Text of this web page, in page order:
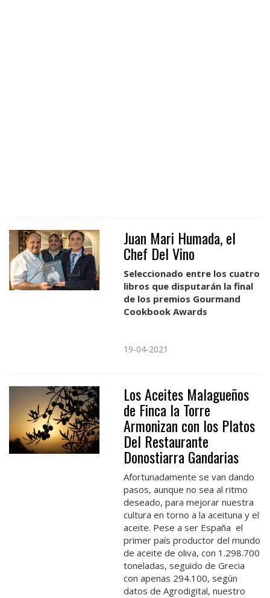
Juan Mari Humada, el
Chef Del Vino
Seleccionado entre los cuatro
libros que disputarán la final
de los premios Gourmand
Cookbook Awards
19-04-2021
Los Aceites Malagueños
de Finca la Torre
Armonizan con los Platos
Del Restaurante
Donostiarra Gandarias
Afortunadamente se van dando
pasos, aunque no sea al ritmo
deseado, para mejorar nuestra
cultura en torno a la aceituna y el
aceite. Pese a ser España el
primer país productor del mundo
de aceite de oliva, con 1.298.700
toneladas, seguido de Grecia
con apenas 294.100, según
datos de Agrodigital, nuestro